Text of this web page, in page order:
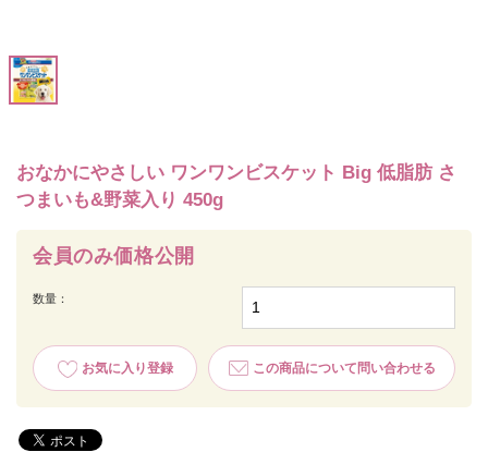
おなかにやさしい ワンワンビスケット Big 低脂肪 さ
つまいも&野菜入り 450g
会員のみ価格公開
数量：
お気に入り登録 この商品について問い合わせる